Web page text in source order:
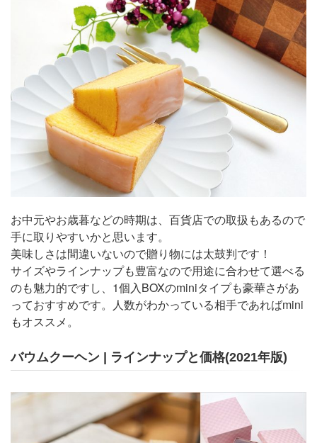
お中元やお歳暮などの時期は、百貨店での取扱もあるので
手に取りやすいかと思います。
美味しさは間違いないので贈り物には太鼓判です！
サイズやラインナップも豊富なので用途に合わせて選べる
のも魅力的ですし、1個入BOXのminiタイプも豪華さがあ
っておすすめです。人数がわかっている相手であればmini
もオススメ。
バウムクーヘン | ラインナップと価格(2021年版)